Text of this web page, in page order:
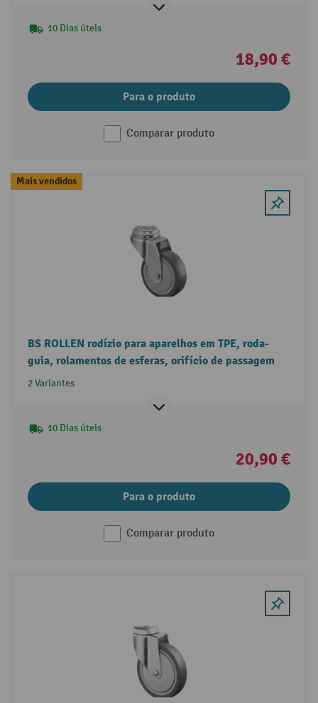
10 Dias úteis
18,90 €
Para o produto
Comparar produto
Mais vendidos
BS ROLLEN rodízio para aparelhos em TPE, roda-
guia, rolamentos de esferas, orifício de passagem
2 Variantes
10 Dias úteis
20,90 €
Para o produto
Comparar produto